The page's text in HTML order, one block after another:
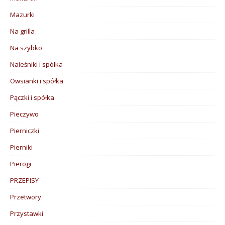
Mazurki
Na grilla
Na szybko
Naleśniki i spółka
Owsianki i spółka
Pączki i spółka
Pieczywo
Pierniczki
Pierniki
Pierogi
PRZEPISY
Przetwory
Przystawki